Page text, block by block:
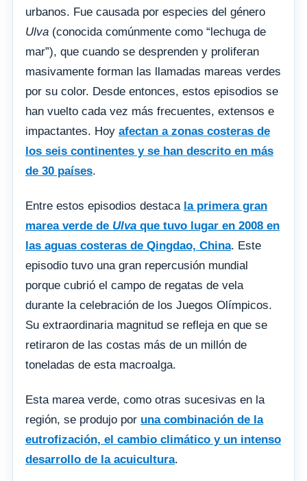
urbanos. Fue causada por especies del género
Ulva (conocida comúnmente como “lechuga de
mar”), que cuando se desprenden y proliferan
masivamente forman las llamadas mareas verdes
por su color. Desde entonces, estos episodios se
han vuelto cada vez más frecuentes, extensos e
impactantes. Hoy afectan a zonas costeras de
los seis continentes y se han descrito en más
de 30 países.
Entre estos episodios destaca la primera gran
marea verde de Ulva que tuvo lugar en 2008 en
las aguas costeras de Qingdao, China. Este
episodio tuvo una gran repercusión mundial
porque cubrió el campo de regatas de vela
durante la celebración de los Juegos Olímpicos.
Su extraordinaria magnitud se refleja en que se
retiraron de las costas más de un millón de
toneladas de esta macroalga.
Esta marea verde, como otras sucesivas en la
región, se produjo por una combinación de la
eutrofización, el cambio climático y un intenso
desarrollo de la acuicultura.